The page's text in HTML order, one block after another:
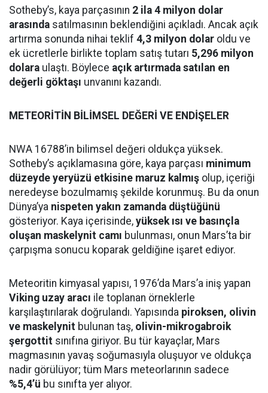
Sotheby’s, kaya parçasının 2 ila 4 milyon dolar
arasında satılmasının beklendiğini açıkladı. Ancak açık
artırma sonunda nihai teklif 4,3 milyon dolar oldu ve
ek ücretlerle birlikte toplam satış tutarı 5,296 milyon
dolara ulaştı. Böylece açık artırmada satılan en
değerli göktaşı unvanını kazandı.
METEORİTİN BİLİMSEL DEĞERİ VE ENDİŞELER
NWA 16788’in bilimsel değeri oldukça yüksek.
Sotheby’s açıklamasına göre, kaya parçası minimum
düzeyde yeryüzü etkisine maruz kalmış olup, içeriği
neredeyse bozulmamış şekilde korunmuş. Bu da onun
Dünya’ya nispeten yakın zamanda düştüğünü
gösteriyor. Kaya içerisinde, yüksek ısı ve basınçla
oluşan maskelynit camı bulunması, onun Mars’ta bir
çarpışma sonucu koparak geldiğine işaret ediyor.
Meteoritin kimyasal yapısı, 1976’da Mars’a iniş yapan
Viking uzay aracı ile toplanan örneklerle
karşılaştırılarak doğrulandı. Yapısında piroksen, olivin
ve maskelynit bulunan taş, olivin-mikrogabroik
şergottit sınıfına giriyor. Bu tür kayaçlar, Mars
magmasının yavaş soğumasıyla oluşuyor ve oldukça
nadir görülüyor; tüm Mars meteorlarının sadece
%5,4’ü bu sınıfta yer alıyor.